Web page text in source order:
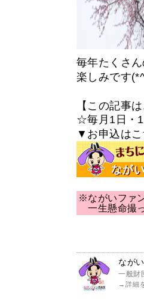
毎年たくさ
楽しみです
【この記事
☆毎月1日・
▼お申込は
※ながいファ
一生懸命撮
なが
一般財
→ 詳細